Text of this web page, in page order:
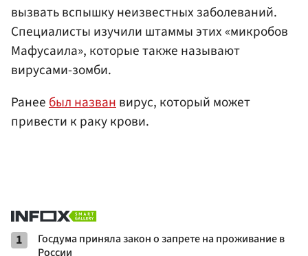
вызвать вспышку неизвестных заболеваний.
Специалисты изучили штаммы этих «микробов
Мафусаила», которые также называют
вирусами-зомби.
Ранеебыл названвирус, который может
привести к раку крови.
1
Госдума приняла закон о запрете на проживание в
России